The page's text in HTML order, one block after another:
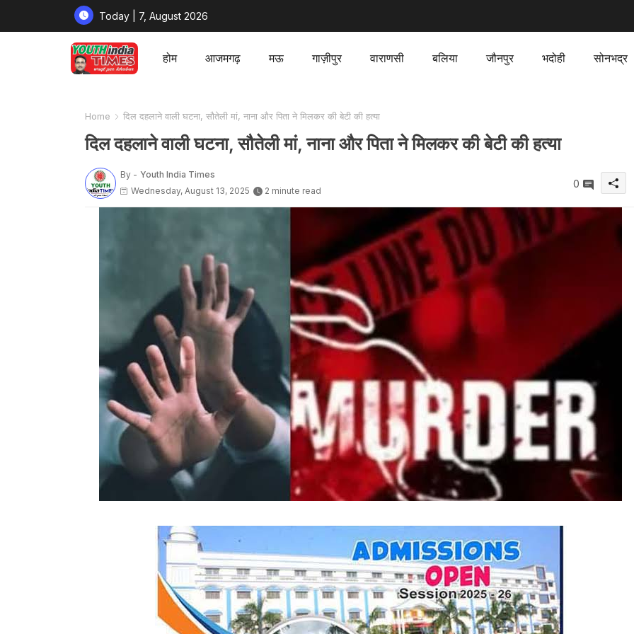
Today | 7, August 2026
होम आजमगढ़ मऊ गाज़ीपुर वाराणसी बलिया जौनपुर भदोही सोनभद्र
Home दिल दहलाने वाली घटना, सौतेली मां, नाना और पिता ने मिलकर की बेटी की हत्या
दिल दहलाने वाली घटना, सौतेली मां, नाना और पिता ने मिलकर की बेटी की हत्या
By - Youth India Times
Wednesday, August 13, 2025
2 minute read
0